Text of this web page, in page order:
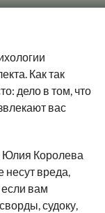
Как так
дело в том, что
вас
Юлия Королева
несут вреда,
вам
судоку,